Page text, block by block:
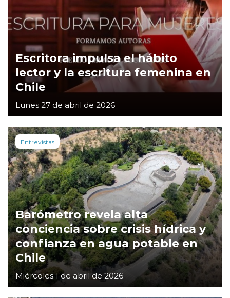
Escritora impulsa el hábito
lector y la escritura femenina en
Chile
Lunes 27 de abril de 2026
Entrevistas
Barómetro revela alta
conciencia sobre crisis hídrica y
confianza en agua potable en
Chile
Miércoles 1 de abril de 2026